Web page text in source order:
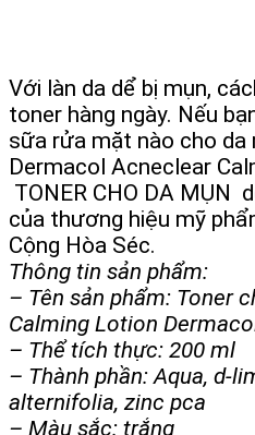
Với làn da dể bị mụn,
toner hàng ngày. Nếu
sữa rửa mặt nào cho da
Dermacol Acneclear
TONER CHO DA MỤN
của thương hiệu mỹ
Cộng Hòa Séc.
Thông tin sản phẩm:
– Tên sản phẩm: Toner
Calming Lotion
– Thể tích thực: 200 ml
– Thành phần: Aqua, d-
alternifolia, zinc pca
– Màu sắc: trắng